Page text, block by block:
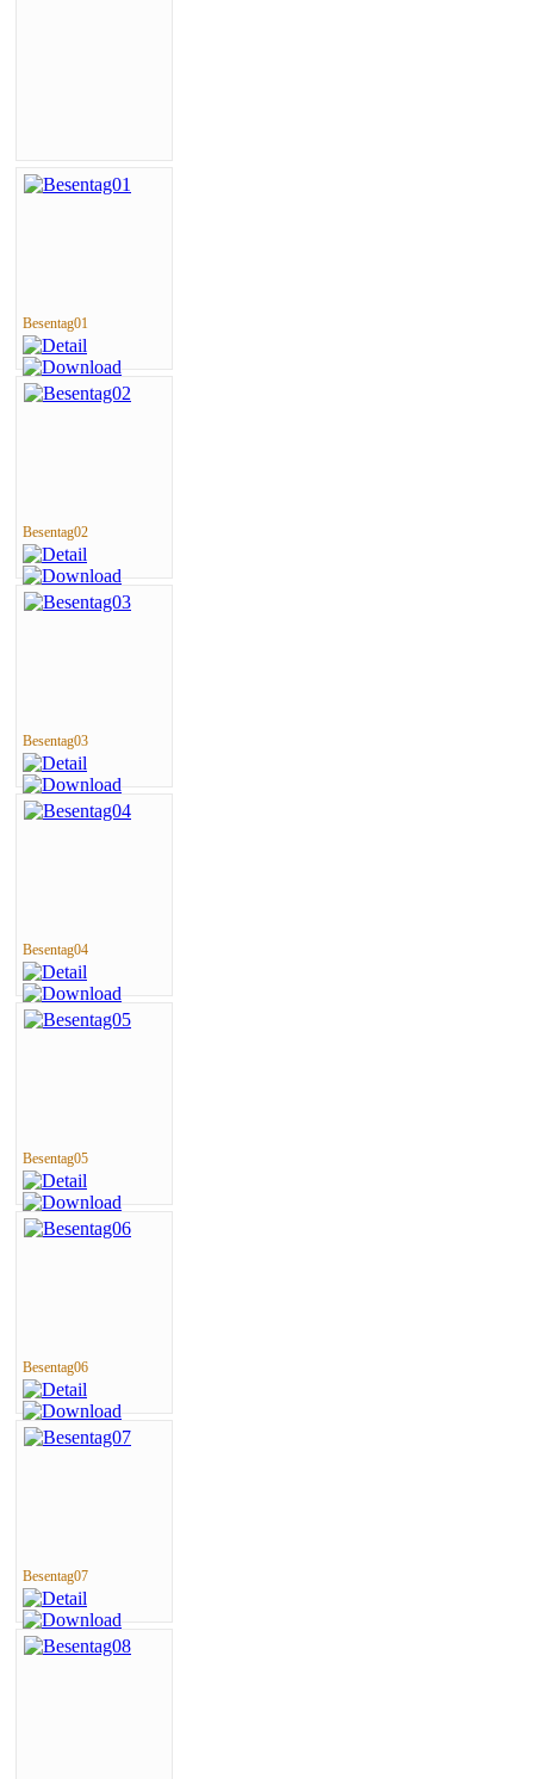
Besentag01
Besentag02
Besentag03
Besentag04
Besentag05
Besentag06
Besentag07